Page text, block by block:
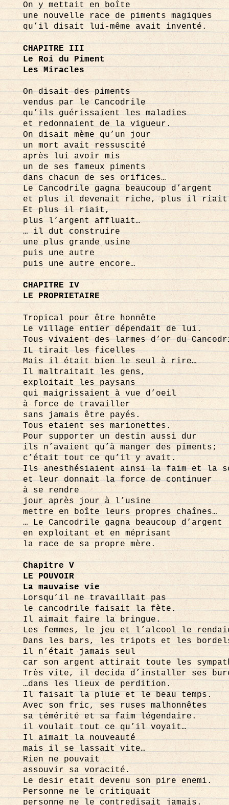
On y mettait en boîte
une nouvelle race de piments magiques
qu’il disait lui-même avait inventé.
CHAPITRE III
Le Roi du Piment
Les Miracles
On disait des piments
vendus par le Cancodrile
qu’ils guérissaient les maladies
et redonnaient de la vigueur.
On disait mème qu’un jour
un mort avait ressuscité
après lui avoir mis
un de ses fameux piments
dans chacun de ses orifices…
Le Cancodrile gagna beaucoup d’argent
et plus il devenait riche, plus il
Et plus il riait,
plus l’argent affluait…
… il dut construire
une plus grande usine
puis une autre
puis une autre encore…
CHAPITRE IV
LE PROPRIETAIRE
Tropical pour être honnête
Le village entier dépendait de lui.
Tous vivaient des larmes d’or du
IL tirait les ficelles
Mais il était bien le seul à rire…
Il maltraitait les gens,
exploitait les paysans
qui maigrissaient à vue d’oeil
à force de travailler
sans jamais être payés.
Tous etaient ses marionettes.
Pour supporter un destin aussi dur
ils n’avaient qu’à manger des piments;
c’était tout ce qu’il y avait.
Ils anesthésiaient ainsi la faim et la
et leur donnait la force de continuer
à se rendre
jour après jour à l’usine
mettre en boîte leurs propres chaînes…
… Le Cancodrile gagna beaucoup d’argent
en exploitant et en méprisant
la race de sa propre mère.
Chapitre V
LE POUVOIR
La mauvaise vie
Lorsqu’il ne travaillait pas
le cancodrile faisait la fète.
Il aimait faire la bringue.
Les femmes, le jeu et l’alcool le
Dans les bars, les tripots et les
il n’était jamais seul
car son argent attirait toute les
Très vite, il decida d’installer ses
…dans les lieux de perdition.
Il faisait la pluie et le beau temps.
Avec son fric, ses ruses malhonnêtes
sa témérité et sa faim légendaire.
il voulait tout ce qu’il voyait…
Il aimait la nouveauté
mais il se lassait vite…
Rien ne pouvait
assouvir sa voracité.
Le desir etait devenu son pire enemi.
Personne ne le critiquait
personne ne le contredisait jamais.